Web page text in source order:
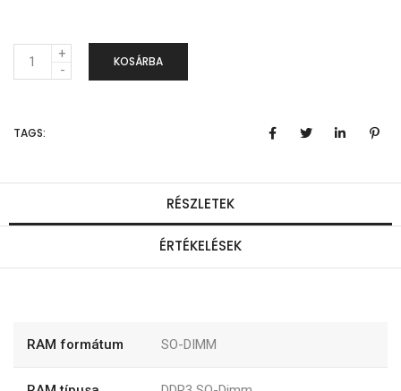
e
n
g
KOSÁRBA
TAGS:
RÉSZLETEK
ÉRTÉKELÉSEK
RAM formátum SO-DIMM